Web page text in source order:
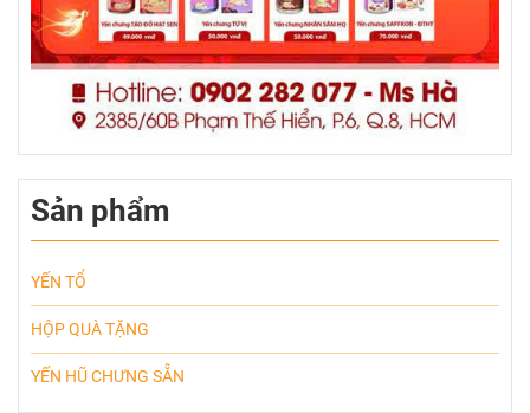
Sản phẩm
YẾN TỔ
HỘP QUÀ TẶNG
YẾN HŨ CHƯNG SẴN